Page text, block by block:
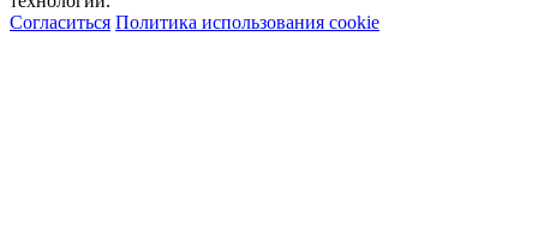
Согласиться Политика использования cookie